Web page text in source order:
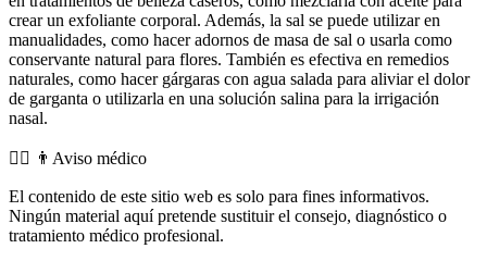
crear un exfoliante corporal. Además, la sal se puede utilizar en
manualidades, como hacer adornos de masa de sal o usarla como
conservante natural para flores. También es efectiva en remedios
naturales, como hacer gárgaras con agua salada para aliviar el dolor
de garganta o utilizarla en una solución salina para la irrigación
nasal.
👨‍⚕️️ 👨Aviso médico
El contenido de este sitio web es solo para fines informativos.
Ningún material aquí pretende sustituir el consejo, diagnóstico o
tratamiento médico profesional.